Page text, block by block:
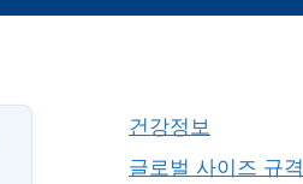
건강정보
글로벌 사이즈 규격